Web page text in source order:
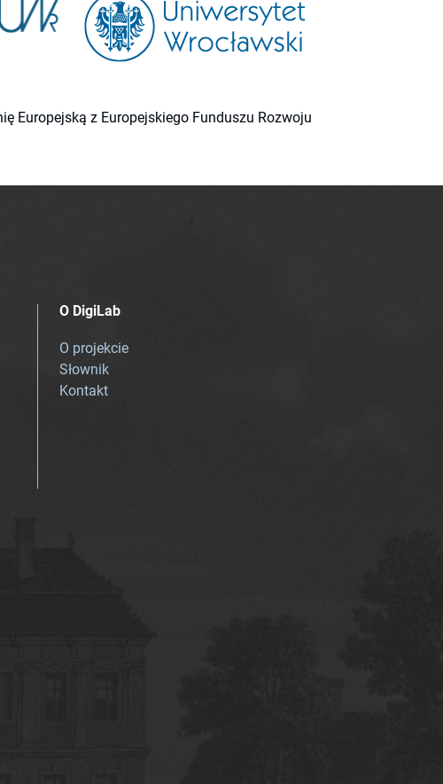
Europejską z Europejskiego Funduszu Rozwoju
O DigiLab
O projekcie
Słownik
Kontakt